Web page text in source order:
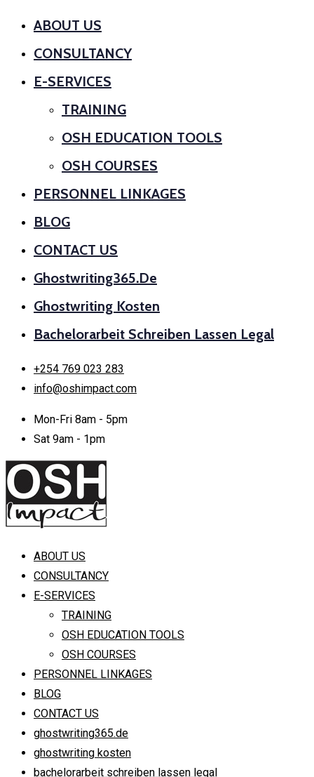
ABOUT US
CONSULTANCY
E-SERVICES
TRAINING
OSH EDUCATION TOOLS
OSH COURSES
PERSONNEL LINKAGES
BLOG
CONTACT US
Ghostwriting365.de
Ghostwriting Kosten
Bachelorarbeit Schreiben Lassen Legal
+254 769 023 283
info@oshimpact.com
Mon-Fri 8am - 5pm
Sat 9am - 1pm
ABOUT US
CONSULTANCY
E-SERVICES
TRAINING
OSH EDUCATION TOOLS
OSH COURSES
PERSONNEL LINKAGES
BLOG
CONTACT US
ghostwriting365.de
ghostwriting kosten
bachelorarbeit schreiben lassen legal